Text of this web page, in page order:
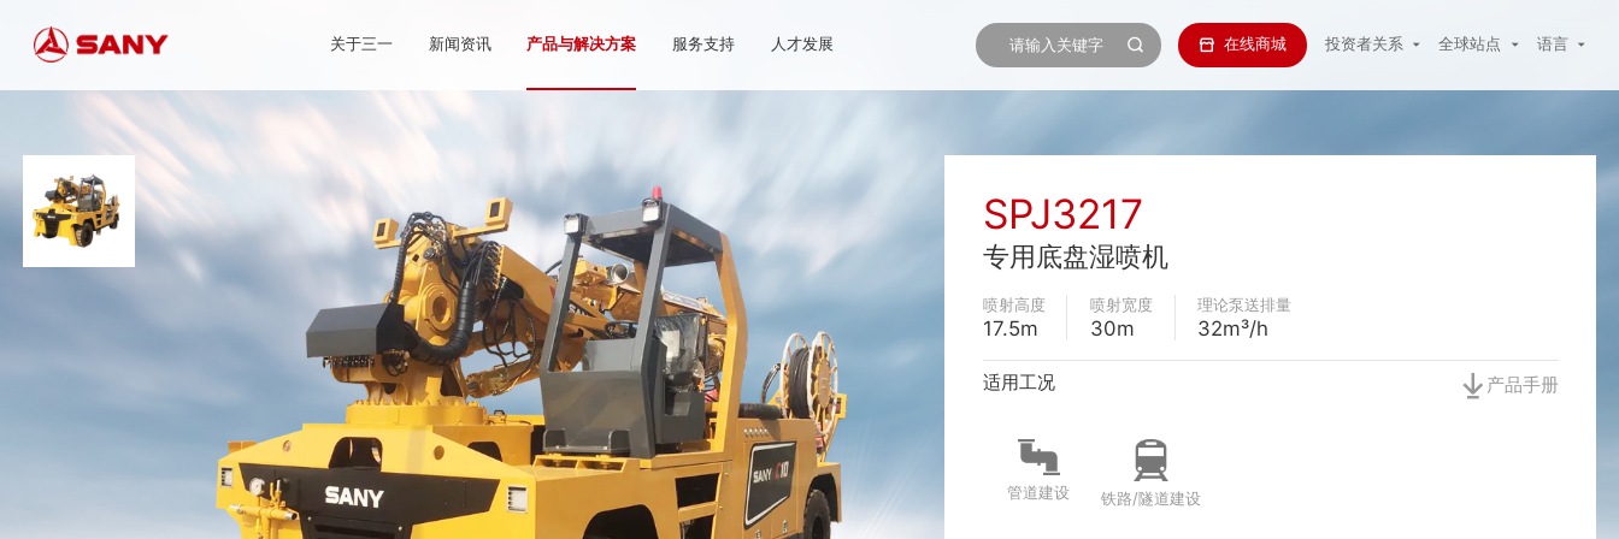
关于三一 新闻资讯 产品与解决方案 服务支持 人才发展 在线商城 投资者关系 全球站点 语言
SPJ3217
专用底盘湿喷机
喷射高度
17.5m
喷射宽度
30m
理论泵送排量
32m³/h
适用工况 产品手册
管道建设 铁路/隧道建设